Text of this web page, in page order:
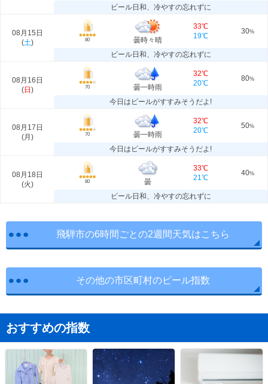
ビール日和、冷やすの忘れずに
08月15日
(土) 80 曇時々晴
33℃
19℃
30%
ビール日和、冷やすの忘れずに
08月16日
(日 ) 70 曇一時雨
32℃
20℃
80%
今日はビールがすすみそうだよ!
08月17日
(月 ) 70 曇一時雨
32℃
20℃
50%
今日はビールがすすみそうだよ!
08月18日
(火) 80 曇
33℃
21℃
40%
ビール日和、冷やすの忘れずに
飛騨市の6時間ごとの2週間天気はこちら
その他の市区町村のビール指数
おすすめの指数